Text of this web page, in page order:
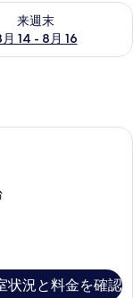
来週末
14 - 8月 16
14 - 8月 16 の空室
ックス (室内)、デスク
状況と料金を確認